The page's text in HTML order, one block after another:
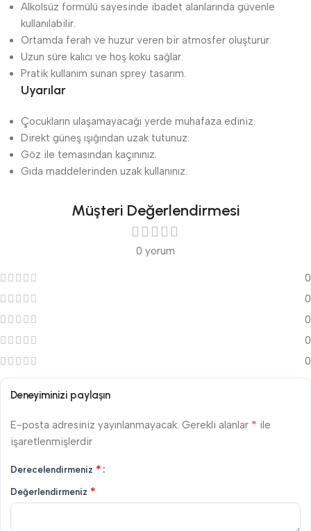
Alkolsüz formülü sayesinde ibadet alanlarında güvenle
kullanılabilir.
Ortamda ferah ve huzur veren bir atmosfer oluşturur.
Uzun süre kalıcı ve hoş koku sağlar.
Pratik kullanım sunan sprey tasarım.
Uyarılar
Çocukların ulaşamayacağı yerde muhafaza ediniz.
Direkt güneş ışığından uzak tutunuz.
Göz ile temasından kaçınınız.
Gıda maddelerinden uzak kullanınız.
Müşteri Değerlendirmesi
0 yorum
0
0
0
0
0
Deneyiminizi paylaşın
E-posta adresiniz yayınlanmayacak. Gerekli alanlar * ile
işaretlenmişlerdir
Derecelendirmeniz *
Değerlendirmeniz *